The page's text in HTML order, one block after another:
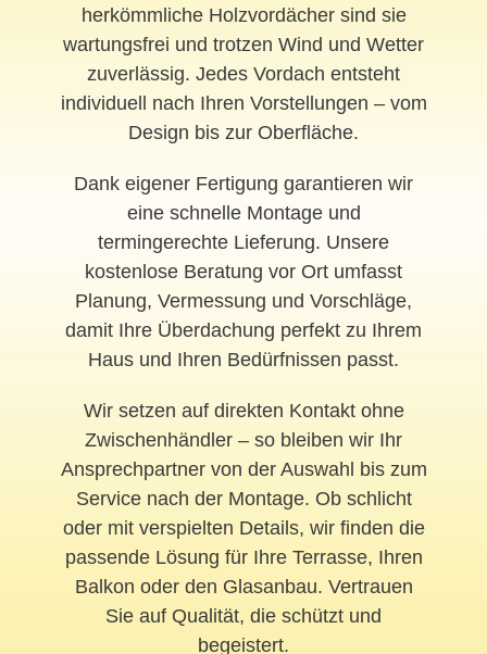
herkömmliche Holzvordächer sind sie
wartungsfrei und trotzen Wind und Wetter
zuverlässig. Jedes Vordach entsteht
individuell nach Ihren Vorstellungen – vom
Design bis zur Oberfläche.
Dank eigener Fertigung garantieren wir
eine schnelle Montage und
termingerechte Lieferung. Unsere
kostenlose Beratung vor Ort umfasst
Planung, Vermessung und Vorschläge,
damit Ihre Überdachung perfekt zu Ihrem
Haus und Ihren Bedürfnissen passt.
Wir setzen auf direkten Kontakt ohne
Zwischenhändler – so bleiben wir Ihr
Ansprechpartner von der Auswahl bis zum
Service nach der Montage. Ob schlicht
oder mit verspielten Details, wir finden die
passende Lösung für Ihre Terrasse, Ihren
Balkon oder den Glasanbau. Vertrauen
Sie auf Qualität, die schützt und
begeistert.